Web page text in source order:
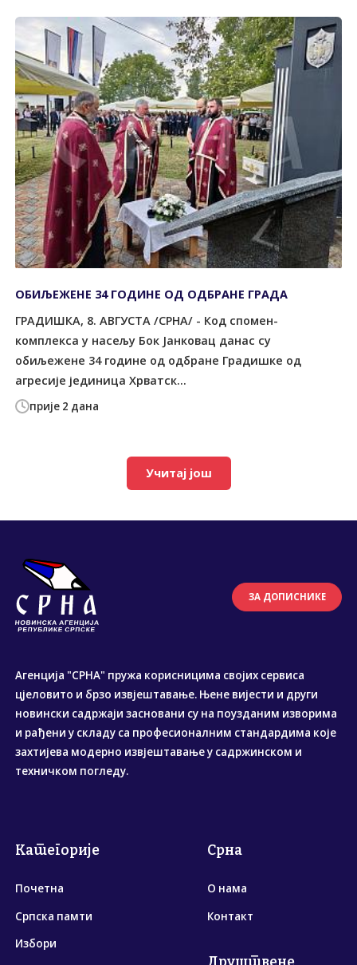
прије 2 дана
ОБИЉЕЖЕНЕ 34 ГОДИНЕ ОД ОДБРАНЕ ГРАДА
ГРАДИШКА, 8. АВГУСТА /СРНА/ - Код спомен-
комплекса у насељу Бок Јанковац данас су
обиљежене 34 године од одбране Градишке од
агресије јединица Хрватск...
Учитај још
ЗА ДОПИСНИКЕ
Агенција "СРНА" пружа корисницима својих сервиса
цјеловито и брзо извјештавање. Њене вијести и други
новински садржаји засновани су на поузданим изворима
и рађени у складу са професионалним стандардима које
захтијева модерно извјештавање у садржинском и
техничком погледу.
Категорије
Почетна
Српска памти
Избори
Срна
О нама
Контакт